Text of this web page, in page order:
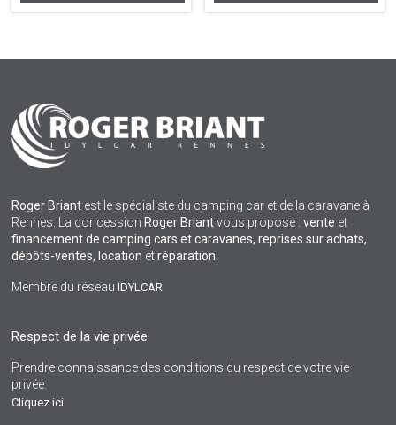
Roger Briant est le spécialiste du camping car et de la caravane à
Rennes. La concession Roger Briantvous propose : vente et
financement de camping cars et caravanes, reprises sur achats,
dépôts-ventes, location etréparation.
Membre du réseauIDYLCAR
Respect de la vie privée
Prendre connaissance des conditions du respect de votre vie
privée.
Cliquez ici